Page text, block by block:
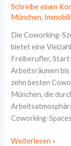
Schreibe einen
München,
Die Coworking-
bietet eine
Freiberufler,
Arbeitsräumen
zehn besten
München, die
Coworking-
Die
Weiterlesen »